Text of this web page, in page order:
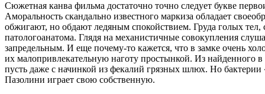
Сюжетная канва фильма достаточно точно следует букве
Аморальность скандально известного маркиза обладает
обжигают, но обдают ледяным спокойствием. Груда голых
патологоанатома. Глядя на механистичные совокупления
запредельным. И еще почему-то кажется, что в замке очень
их малопривлекательную наготу простынкой. Из найденного
пусть даже с начинкой из фекалий грязных шлюх. Но
Пазолини играет свою собственную.